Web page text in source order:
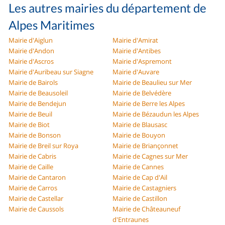
Les autres mairies du département de
Alpes Maritimes
Mairie d'Aiglun
Mairie d'Amirat
Mairie d'Andon
Mairie d'Antibes
Mairie d'Ascros
Mairie d'Aspremont
Mairie d'Auribeau sur Siagne
Mairie d'Auvare
Mairie de Bairols
Mairie de Beaulieu sur Mer
Mairie de Beausoleil
Mairie de Belvédère
Mairie de Bendejun
Mairie de Berre les Alpes
Mairie de Beuil
Mairie de Bézaudun les Alpes
Mairie de Biot
Mairie de Blausasc
Mairie de Bonson
Mairie de Bouyon
Mairie de Breil sur Roya
Mairie de Briançonnet
Mairie de Cabris
Mairie de Cagnes sur Mer
Mairie de Caille
Mairie de Cannes
Mairie de Cantaron
Mairie de Cap d'Ail
Mairie de Carros
Mairie de Castagniers
Mairie de Castellar
Mairie de Castillon
Mairie de Caussols
Mairie de Châteauneuf
d'Entraunes